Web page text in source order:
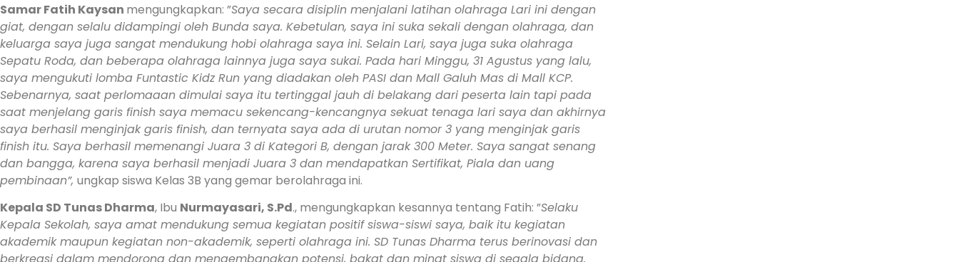
Samar Fatih Kaysan mengungkapkan: ”Saya secara disiplin menjalani latihan olahraga Lari ini dengan
giat, dengan selalu didampingi oleh Bunda saya. Kebetulan, saya ini suka sekali dengan olahraga, dan
keluarga saya juga sangat mendukung hobi olahraga saya ini. Selain Lari, saya juga suka olahraga
Sepatu Roda, dan beberapa olahraga lainnya juga saya sukai. Pada hari Minggu, 31 Agustus yang lalu,
saya mengukuti lomba Funtastic Kidz Run yang diadakan oleh PASI dan Mall Galuh Mas di Mall KCP.
Sebenarnya, saat perlomaaan dimulai saya itu tertinggal jauh di belakang dari peserta lain tapi pada
saat menjelang garis finish saya memacu sekencang-kencangnya sekuat tenaga lari saya dan akhirnya
saya berhasil menginjak garis finish, dan ternyata saya ada di urutan nomor 3 yang menginjak garis
finish itu. Saya berhasil memenangi Juara 3 di Kategori B, dengan jarak 300 Meter. Saya sangat senang
dan bangga, karena saya berhasil menjadi Juara 3 dan mendapatkan Sertifikat, Piala dan uang
pembinaan”, ungkap siswa Kelas 3B yang gemar berolahraga ini.
Kepala SD Tunas Dharma, Ibu Nurmayasari, S.Pd., mengungkapkan kesannya tentang Fatih: ”Selaku
Kepala Sekolah, saya amat mendukung semua kegiatan positif siswa-siswi saya, baik itu kegiatan
akademik maupun kegiatan non-akademik, seperti olahraga ini. SD Tunas Dharma terus berinovasi dan